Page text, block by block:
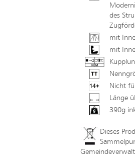
des
mit
mit
Nicht
Länge
390g
Dieses